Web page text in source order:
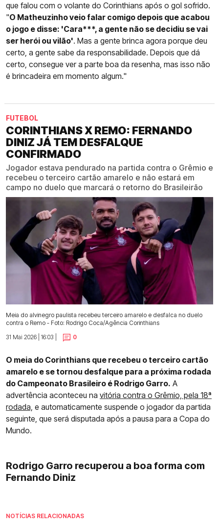
que falou com o volante do Corinthians após o gol sofrido.
"O Matheuzinho veio falar comigo depois que acabou
o jogo e disse: 'Cara***, a gente não se decidiu se vai
ser herói ou vilão'. Mas a gente brinca agora porque deu
certo, a gente sabe da responsabilidade. Depois que dá
certo, consegue ver a parte boa da resenha, mas isso não
é brincadeira em momento algum."
FUTEBOL
CORINTHIANS X REMO: FERNANDO
DINIZ JÁ TEM DESFALQUE
CONFIRMADO
Jogador estava pendurado na partida contra o Grêmio e
recebeu o terceiro cartão amarelo e não estará em
campo no duelo que marcará o retorno do Brasileirão
Meia do alvinegro paulista recebeu terceiro amarelo e desfalca no duelo
contra o Remo - Foto: Rodrigo Coca/Agência Corinthians
31 Mai 2026 | 16:03 |
0
O meia do Corinthians que recebeu o terceiro cartão
amarelo e se tornou desfalque para a próxima rodada
do Campeonato Brasileiro é Rodrigo Garro. A
advertência aconteceu na vitória contra o Grêmio, pela 18ª
rodada, e automaticamente suspende o jogador da partida
seguinte, que será disputada após a pausa para a Copa do
Mundo.
Rodrigo Garro recuperou a boa forma com
Fernando Diniz
NOTÍCIAS RELACIONADAS